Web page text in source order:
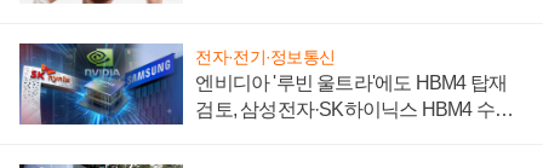
전자·전기·정보통신
엔비디아 '루빈 울트라'에도 HBM4 탑재
검토, 삼성전자·SK하이닉스 HBM4 수율